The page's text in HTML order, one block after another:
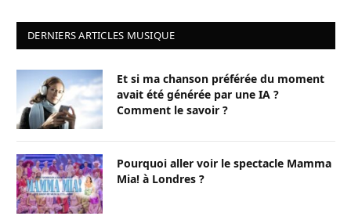
DERNIERS ARTICLES MUSIQUE
Et si ma chanson préférée du moment
avait été générée par une IA ?
Comment le savoir ?
Pourquoi aller voir le spectacle Mamma
Mia! à Londres ?